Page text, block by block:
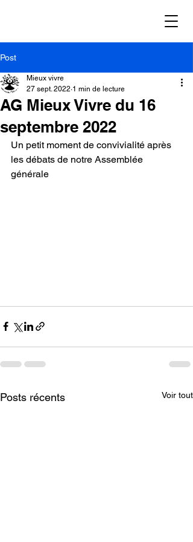
Post
AG Mieux Vivre du 16
septembre 2022
Mieux vivre
27 sept. 2022 1 min de lecture
Un petit moment de convivialité après
les débats de notre Assemblée
générale
Posts récents Voir tout